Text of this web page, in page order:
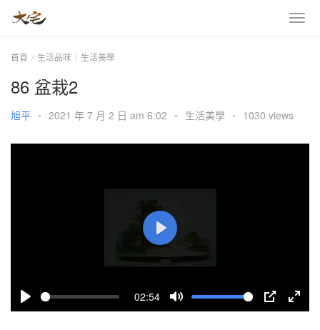
首頁 生活品味 生活美學
86 盆栽2
旭平 • 2021 年 7 月 2 日 am 6:02 • 生活美學 • 1030 views
P
02:54
M
P
E
P
l